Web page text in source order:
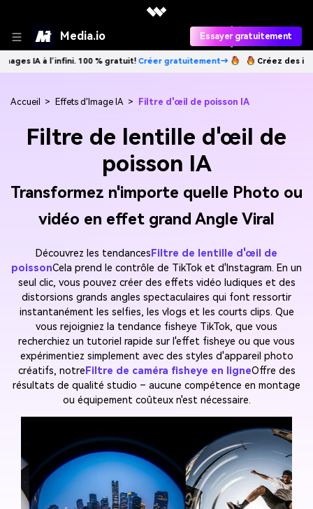
Media.io Essayer gratuitement
100 % gratuit!Créer gratuitement→ Créez des images IA à
Accueil > Effets d'Image IA > Filtre d'œil de poisson IA
Filtre de lentille d'œil de
poisson IA
Transformez n'importe quelle Photo ou
vidéo en effet grand Angle Viral
Découvrez les tendances Filtre de lentille d'œil de
poissonCela prend le contrôle de TikTok et d'Instagram. En un
seul clic, vous pouvez créer des effets vidéo ludiques et des
distorsions grands angles spectaculaires qui font ressortir
instantanément les selfies, les vlogs et les courts clips. Que
vous rejoigniez la tendance fisheye TikTok, que vous
recherchiez un tutoriel rapide sur l'effet fisheye ou que vous
expérimentiez simplement avec des styles d'appareil photo
créatifs, notre Filtre de caméra fisheye en ligneOffre des
résultats de qualité studio – aucune compétence en montage
ou équipement coûteux n'est nécessaire.